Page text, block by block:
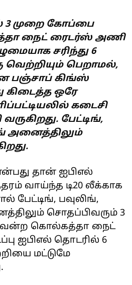
3 முறை கோப்பை
நைட் ரைடர்ஸ் அணி
சரிந்து 6
வெற்றியும் பெறாமல்,
பஞ்சாப் கிங்ஸ்
கிடைத்த ஒரே
கடைசி
பேட்டிங்,
அனைத்திலும்
தான் ஐபிஎல்
வாய்ந்த டி20 லீக்காக
பேட்டிங், பவுலிங்,
சொதப்பிவரும் 3
கொல்கத்தா நைட்
ஐபிஎல் தொடரில் 6
மட்டுமே